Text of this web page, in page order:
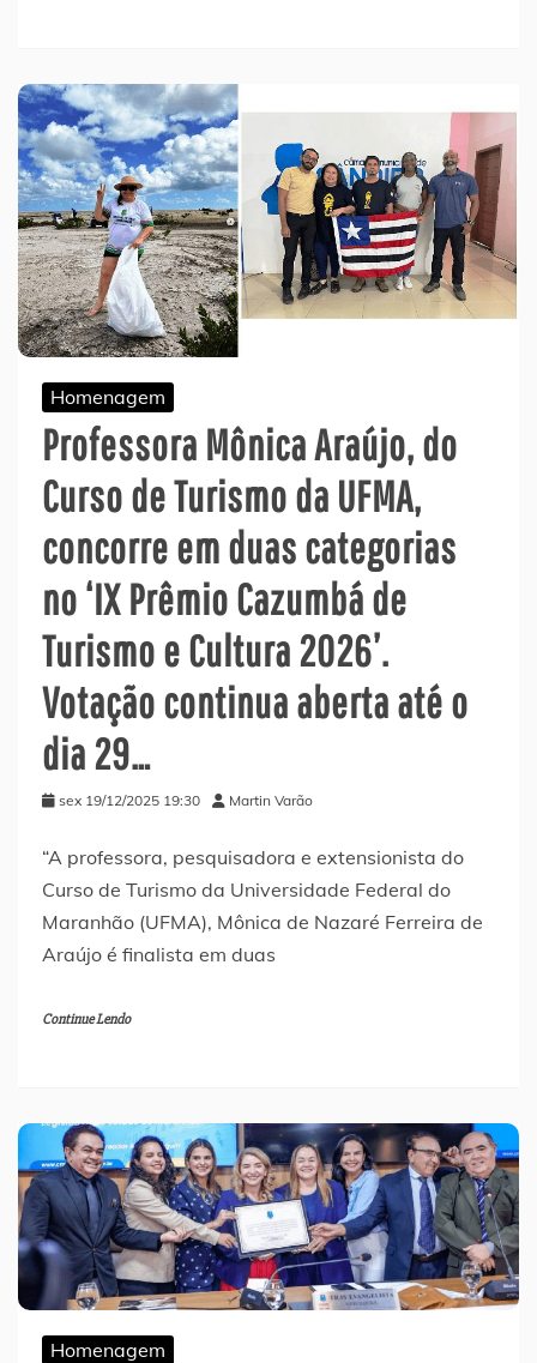
Homenagem
Professora Mônica Araújo, do
Curso de Turismo da UFMA,
concorre em duas categorias
no ‘IX Prêmio Cazumbá de
Turismo e Cultura 2026’.
Votação continua aberta até o
dia 29…
sex 19/12/2025 19:30 Martin Varão
“A professora, pesquisadora e extensionista do
Curso de Turismo da Universidade Federal do
Maranhão (UFMA), Mônica de Nazaré Ferreira de
Araújo é finalista em duas
Continue Lendo
Homenagem